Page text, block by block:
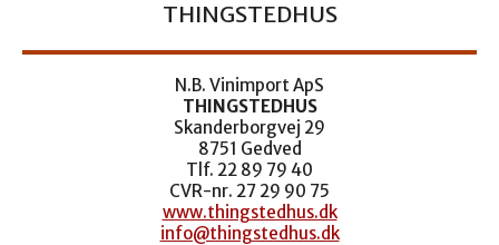
THINGSTEDHUS
N.B. Vinimport ApS
THINGSTEDHUS
Skanderborgvej 29
8751 Gedved
Tlf. 22 89 79 40
CVR-nr. 27 29 90 75
www.thingstedhus.dk
info@thingstedhus.dk